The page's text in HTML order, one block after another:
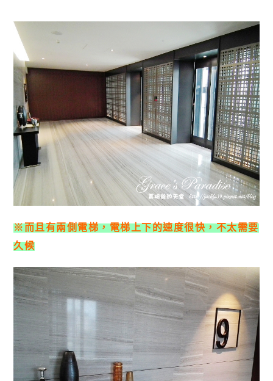
※而且有兩側電梯，電梯上下的速度很快，不太需要
久候